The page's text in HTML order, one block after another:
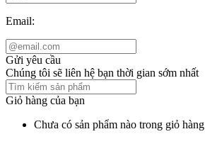
Email:
Gửi yêu cầu
Chúng tôi sẽ liên hệ bạn thời gian sớm nhất
Giỏ hàng của bạn
Chưa có sản phẩm nào trong giỏ hàng